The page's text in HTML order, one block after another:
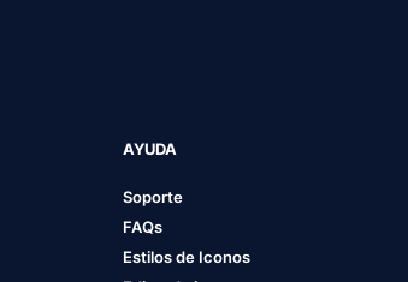
AYUDA
Soporte
FAQs
Estilos de Iconos